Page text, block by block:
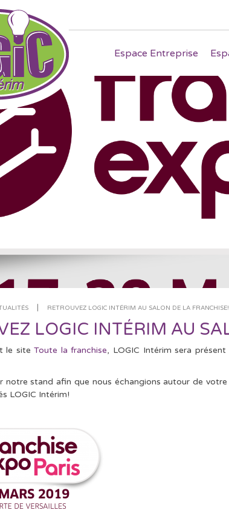
Espace Entreprise
| RETROUVEZ LOGIC INTÉRIM AU SALON DE LA FRANCHISE!
LOGIC INTÉRIM AU
le siteToute la franchise, LOGIC Intérim sera
notre stand afin que nous échangions autour de
LOGIC Intérim!